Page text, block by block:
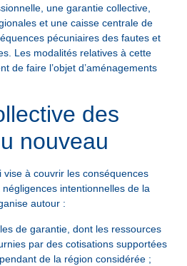
une garantie collective,
et une caisse centrale de
pécuniaires des fautes et
Les modalités relatives à cette
de faire l’objet d’aménagements
des
nouveau
vise à couvrir les conséquences
intentionnelles de la
autour :
de garantie, dont les ressources
par des cotisations supportées
de la région considérée ;